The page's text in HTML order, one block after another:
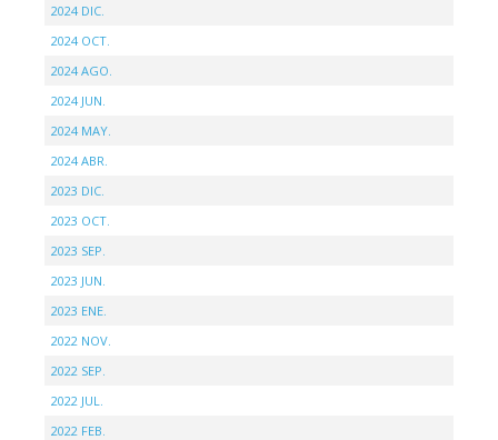
2024 DIC.
2024 OCT.
2024 AGO.
2024 JUN.
2024 MAY.
2024 ABR.
2023 DIC.
2023 OCT.
2023 SEP.
2023 JUN.
2023 ENE.
2022 NOV.
2022 SEP.
2022 JUL.
2022 FEB.